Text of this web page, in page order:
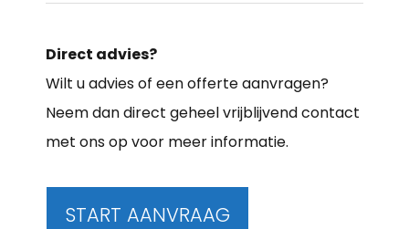
Direct advies?
Wilt u advies of een offerte aanvragen?
Neem dan direct geheel vrijblijvend contact
met ons op voor meer informatie.
START AANVRAAG